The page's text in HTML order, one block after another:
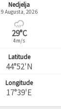
Nedjelja
9 Augusta, 2026
29°C
4m/s
Latitude
44°52'N
Longitude
17°39'E